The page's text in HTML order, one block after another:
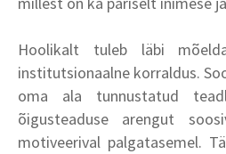
Hoolikalt tuleb läbi
institutsionaalne korraldus.
oma ala tunnustatud
õigusteaduse arengut
motiveerival palgatasemel.